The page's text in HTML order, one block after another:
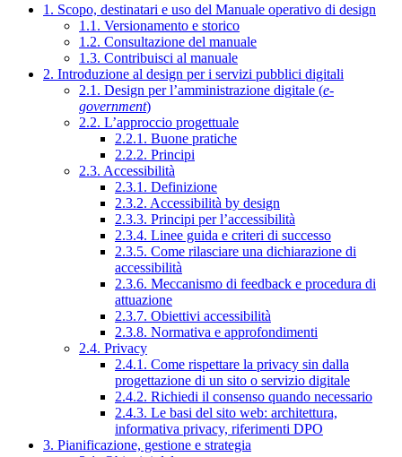
1. Scopo, destinatari e uso del Manuale operativo di design
1.1. Versionamento e storico
1.2. Consultazione del manuale
1.3. Contribuisci al manuale
2. Introduzione al design per i servizi pubblici digitali
2.1. Design per l’amministrazione digitale (e-
government)
2.2. L’approccio progettuale
2.2.1. Buone pratiche
2.2.2. Principi
2.3. Accessibilità
2.3.1. Definizione
2.3.2. Accessibilità by design
2.3.3. Principi per l’accessibilità
2.3.4. Linee guida e criteri di successo
2.3.5. Come rilasciare una dichiarazione di
accessibilità
2.3.6. Meccanismo di feedback e procedura di
attuazione
2.3.7. Obiettivi accessibilità
2.3.8. Normativa e approfondimenti
2.4. Privacy
2.4.1. Come rispettare la privacy sin dalla
progettazione di un sito o servizio digitale
2.4.2. Richiedi il consenso quando necessario
2.4.3. Le basi del sito web: architettura,
informativa privacy, riferimenti DPO
3. Pianificazione, gestione e strategia